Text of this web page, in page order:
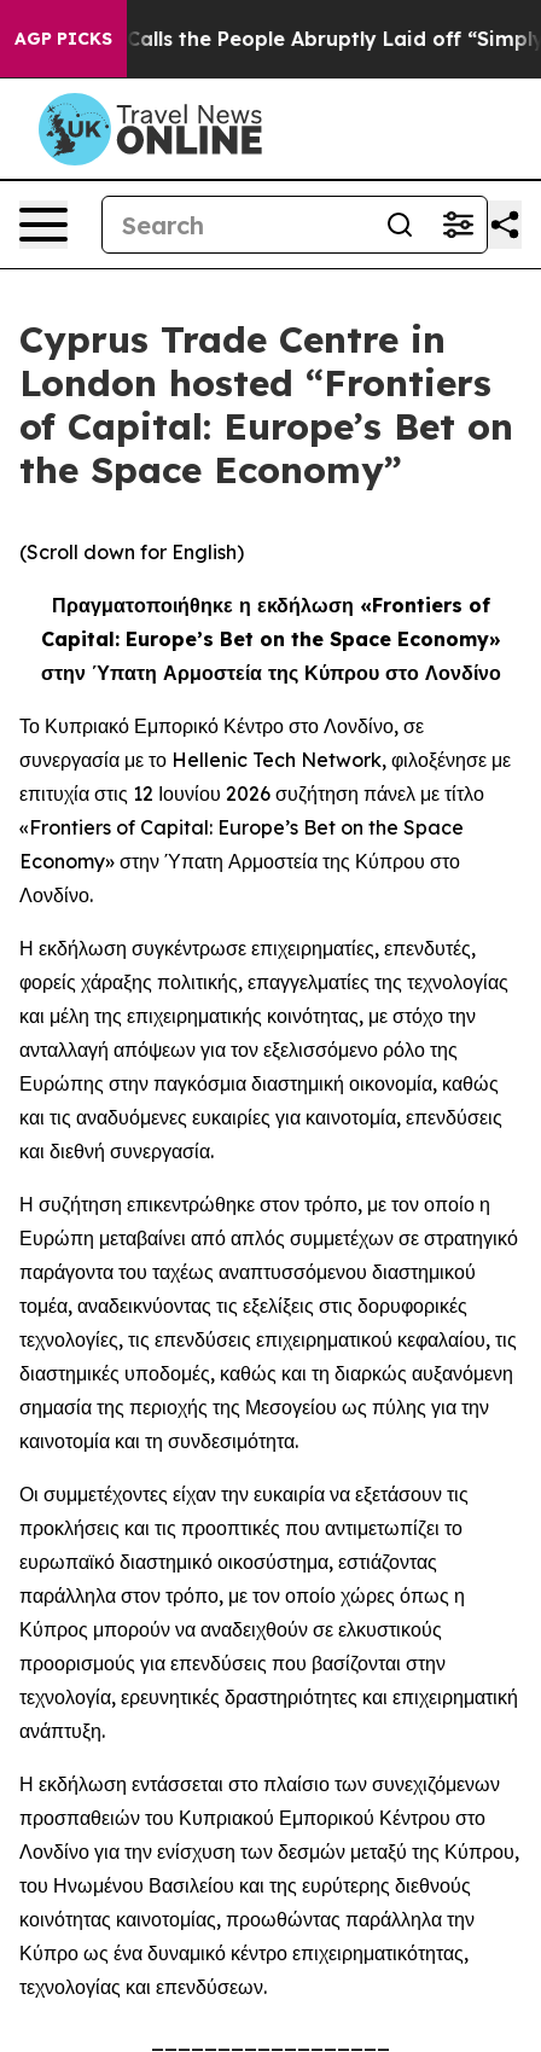
AGP PICKSCalls the People Abruptly Laid off “Simply a
Cyprus Trade Centre in
London hosted “Frontiers
of Capital: Europe’s Bet on
the Space Economy”
(Scroll down for English)
Πραγματοποιήθηκε η εκδήλωση «Frontiers of
Capital: Europe’s Bet on the Space Economy»
στην Ύπατη Αρμοστεία της Κύπρου στο Λονδίνο
Το Κυπριακό Εμπορικό Κέντρο στο Λονδίνο, σε
συνεργασία με το Hellenic Tech Network, φιλοξένησε με
επιτυχία στις 12 Ιουνίου 2026 συζήτηση πάνελ με τίτλο
«Frontiers of Capital: Europe’s Bet on the Space
Economy» στην Ύπατη Αρμοστεία της Κύπρου στο
Λονδίνο.
Η εκδήλωση συγκέντρωσε επιχειρηματίες, επενδυτές,
φορείς χάραξης πολιτικής, επαγγελματίες της τεχνολογίας
και μέλη της επιχειρηματικής κοινότητας, με στόχο την
ανταλλαγή απόψεων για τον εξελισσόμενο ρόλο της
Ευρώπης στην παγκόσμια διαστημική οικονομία, καθώς
και τις αναδυόμενες ευκαιρίες για καινοτομία, επενδύσεις
και διεθνή συνεργασία.
Η συζήτηση επικεντρώθηκε στον τρόπο, με τον οποίο η
Ευρώπη μεταβαίνει από απλός συμμετέχων σε στρατηγικό
παράγοντα του ταχέως αναπτυσσόμενου διαστημικού
τομέα, αναδεικνύοντας τις εξελίξεις στις δορυφορικές
τεχνολογίες, τις επενδύσεις επιχειρηματικού κεφαλαίου, τις
διαστημικές υποδομές, καθώς και τη διαρκώς αυξανόμενη
σημασία της περιοχής της Μεσογείου ως πύλης για την
καινοτομία και τη συνδεσιμότητα.
Οι συμμετέχοντες είχαν την ευκαιρία να εξετάσουν τις
προκλήσεις και τις προοπτικές που αντιμετωπίζει το
ευρωπαϊκό διαστημικό οικοσύστημα, εστιάζοντας
παράλληλα στον τρόπο, με τον οποίο χώρες όπως η
Κύπρος μπορούν να αναδειχθούν σε ελκυστικούς
προορισμούς για επενδύσεις που βασίζονται στην
τεχνολογία, ερευνητικές δραστηριότητες και επιχειρηματική
ανάπτυξη.
Η εκδήλωση εντάσσεται στο πλαίσιο των συνεχιζόμενων
προσπαθειών του Κυπριακού Εμπορικού Κέντρου στο
Λονδίνο για την ενίσχυση των δεσμών μεταξύ της Κύπρου,
του Ηνωμένου Βασιλείου και της ευρύτερης διεθνούς
κοινότητας καινοτομίας, προωθώντας παράλληλα την
Κύπρο ως ένα δυναμικό κέντρο επιχειρηματικότητας,
τεχνολογίας και επενδύσεων.